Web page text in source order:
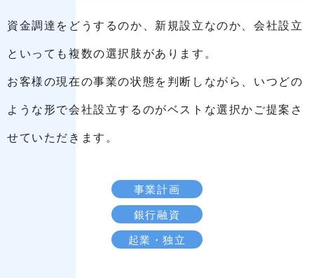
資金調達をどうするのか、新規設立なのか、会社設立
といっても複数の選択肢があります。
お客様の現在の事業の状態を判断しながら、いつどの
ような形で会社設立するのがベストな選択かご提案さ
せていただきます。
事業計画
銀行融資
起業・独立